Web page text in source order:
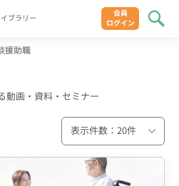
ブラリー
会員
ログイン
援助職
動画・資料・セミナー